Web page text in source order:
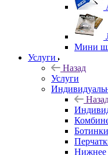
Мини
Услуги
Назад
Услуги
Ботинки
Нижнее